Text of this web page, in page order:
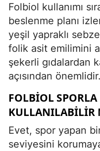
Folbiol kullanımı
beslenme planı
yeşil yapraklı
folik asit emilimini
şekerli gıdalardan
açısından önemlidir.
FOLBIOL
KULLANILABILIR
Evet, spor yapan
seviyesini